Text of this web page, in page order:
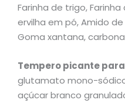
Farinha de trigo,
ervilha em pó, Amido
Goma xantana,
Tempero picante
glutamato mono-
açúcar branco